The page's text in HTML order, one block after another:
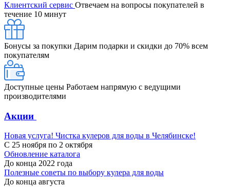
Клиентский сервис Отвечаем на вопросы покупателей в
течение 10 минут
Бонусы за покупки Дарим подарки и скидки до 70% всем
покупателям
Доступные цены Работаем напрямую с ведущими
производителями
Акции
Новая услуга! Чистка кулеров для воды в Челябинске!
С 25 ноября по 2 октября
Обновление каталога
До конца 2022 года
Полезные советы по выбору кулера для воды
До конца августа